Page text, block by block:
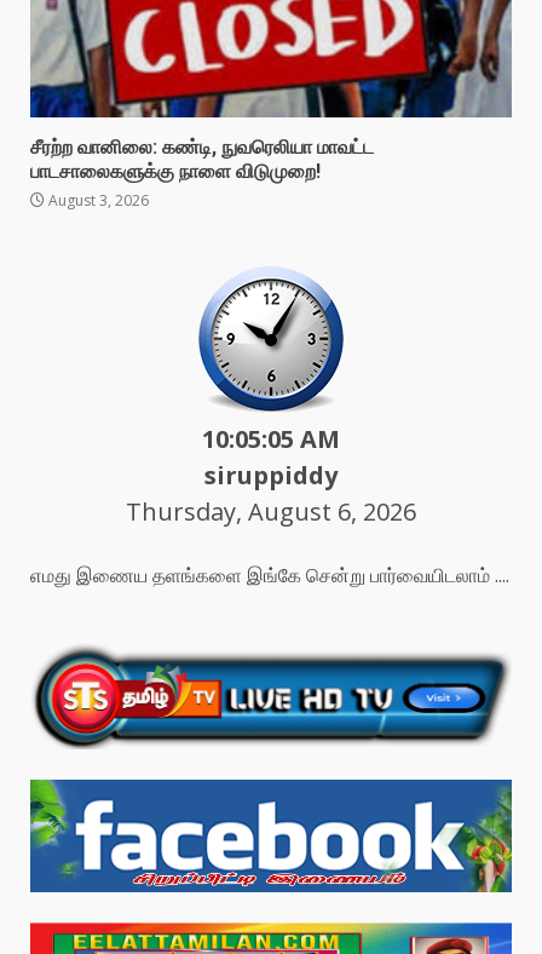
சீரற்ற வானிலை: கண்டி, நுவரெலியா மாவட்ட
பாடசாலைகளுக்கு நாளை விடுமுறை!
August 3, 2026
10:05:07 AM
siruppiddy
Thursday, August 6, 2026
எமது இணைய தளங்களை இங்கே சென்று பார்வையிடலாம் ....